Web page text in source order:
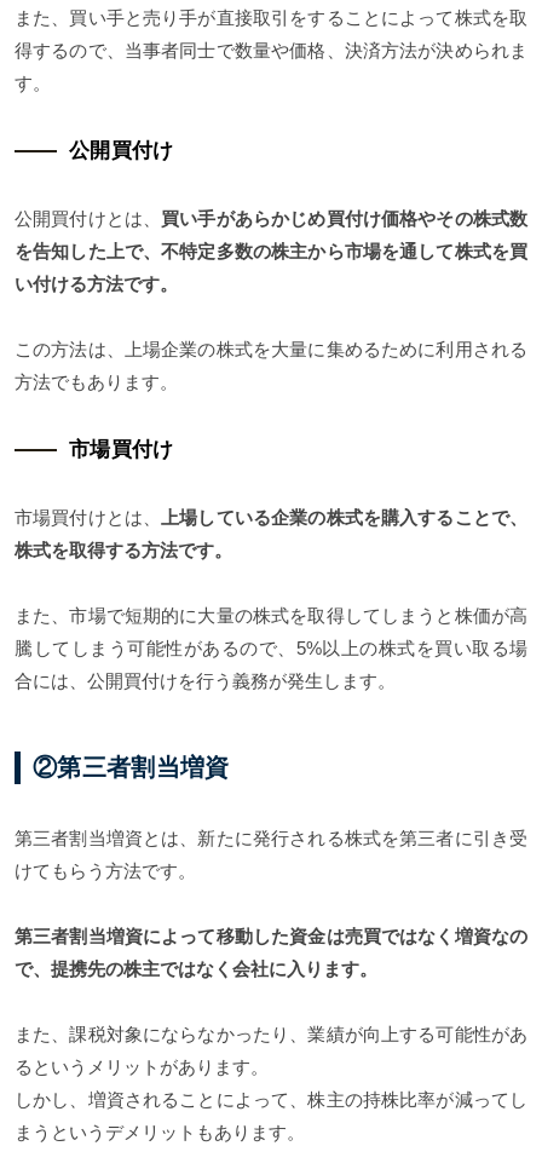
また、買い手と売り手が直接取引をすることによって株式を取
得するので、当事者同士で数量や価格、決済方法が決められま
す。
公開買付け
公開買付けとは、 買い手があらかじめ買付け価格やその株式数
を告知した上で、不特定多数の株主から市場を通して株式を買
い付ける方法です。
この方法は、上場企業の株式を大量に集めるために利用される
方法でもあります。
市場買付け
市場買付けとは、
上場している企業の株式を購入することで、
株式を取得する方法です。
また、市場で短期的に大量の株式を取得してしまうと株価が高
騰してしまう可能性があるので、5%以上の株式を買い取る場
合には、公開買付けを行う義務が発生します。
②第三者割当増資
第三者割当増資とは、新たに発行される株式を第三者に引き受
けてもらう方法です。
第三者割当増資によって移動した資金は売買ではなく増資なの
で、提携先の株主ではなく会社に入ります。
また、課税対象にならなかったり、業績が向上する可能性があ
るというメリットがあります。
しかし、増資されることによって、株主の持株比率が減ってし
まうというデメリットもあります。